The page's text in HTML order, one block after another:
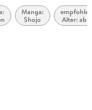
Manga:
Shojo
Alter: ab
10 Jahre